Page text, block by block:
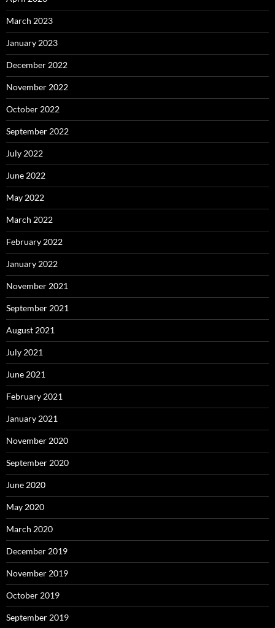
March 2023
January 2023
December 2022
November 2022
October 2022
September 2022
July 2022
June 2022
May 2022
March 2022
February 2022
January 2022
November 2021
September 2021
August 2021
July 2021
June 2021
February 2021
January 2021
November 2020
September 2020
June 2020
May 2020
March 2020
December 2019
November 2019
October 2019
September 2019